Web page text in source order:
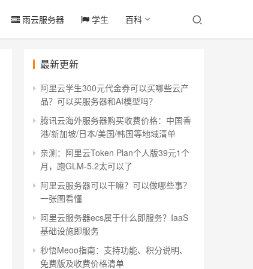
雨云服务器 学生 百科
最新更新
阿里云学生300元代金券可以买哪些云产
品？可以买服务器和AI模型吗？
腾讯云海外服务器购买收费价格：中国香
港/新加坡/日本/美国/韩国等地域清单
亲测：阿里云Token Plan个人版39元1个
月，跑GLM-5.2太可以了
阿里云服务器可以干嘛？可以做哪些事？
一张图看懂
阿里云服务器ecs属于什么即服务？IaaS
基础设施即服务
秒悟Meoo指南：支持功能、积分说明、
免费版及收费价格清单